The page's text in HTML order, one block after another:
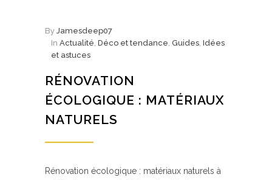
By Jamesdeep07
In Actualité, Déco et tendance, Guides, Idées
et astuces
RÉNOVATION
ÉCOLOGIQUE : MATÉRIAUX
NATURELS
Rénovation écologique : matériaux naturels à